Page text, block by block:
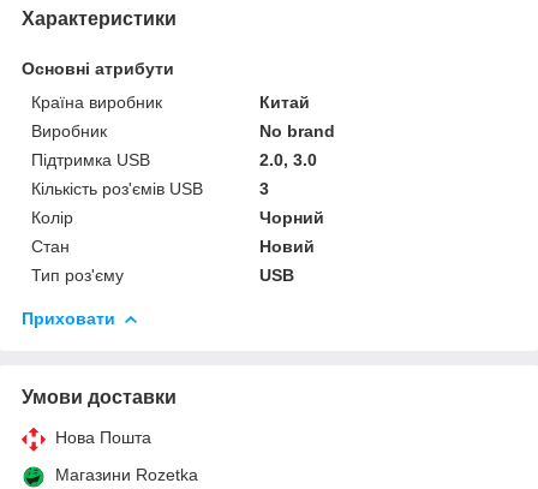
Характеристики
Основні атрибути
Країна виробник
Китай
Виробник
No brand
Підтримка USB
2.0, 3.0
Кількість роз'ємів USB
3
Колір
Чорний
Стан
Новий
Тип роз'єму
USB
Приховати
Умови доставки
Нова Пошта
Магазини Rozetka